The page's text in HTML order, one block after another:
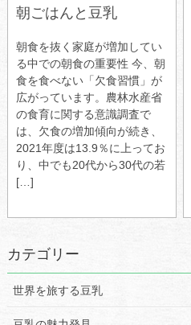
朝ごはんと豆乳
朝食を抜く家庭が増加してい
る中での朝食の重要性 今、朝
食を食べない「欠食習慣」が
広がっています。農林水産省
の食育に関する意識調査で
は、欠食の増加傾向が続き、
2021年度は13.9％に上ってお
り、中でも20代から30代の若
[…]
カテゴリー
世界を旅する豆乳